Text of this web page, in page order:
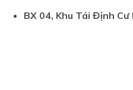
ChuyểnBX 04, Khu Tái Định